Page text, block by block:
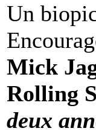
Un
Mick
Rolling
deux